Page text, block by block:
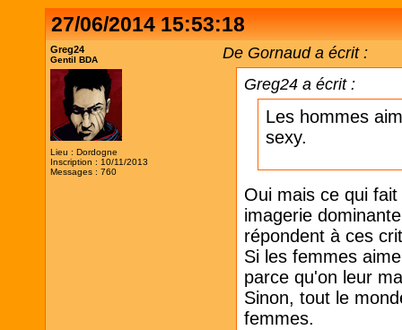
27/06/2014 15:53:18
Greg24
Gentil BDA
Lieu : Dordogne
Inscription : 10/11/2013
Messages : 760
De Gornaud a écrit :
Greg24 a écrit :
Les hommes
sexy.
Oui mais ce qui
imagerie
répondent à ces
Si les femmes
parce qu'on leur
Sinon, tout le
femmes.